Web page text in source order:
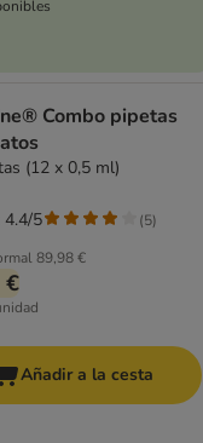
Combo pipetas
(12 x 0,5 ml)
89,98 €
€
4.4/5 (5)
Añadir a la cesta